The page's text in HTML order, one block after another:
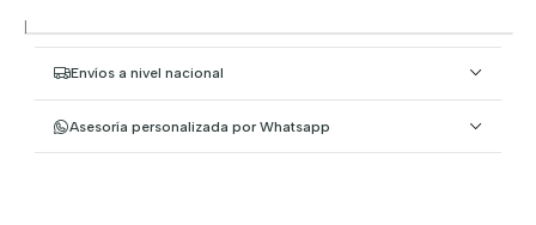
Envíos a nivel nacional
Asesoría personalizada por Whatsapp